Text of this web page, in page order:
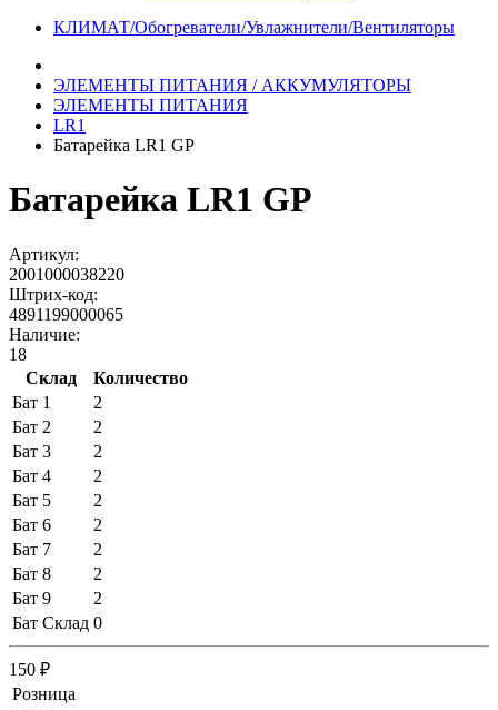
КЛИМАТ/Обогреватели/Увлажнители/Вентиляторы
ЭЛЕМЕНТЫ ПИТАНИЯ / АККУМУЛЯТОРЫ
ЭЛЕМЕНТЫ ПИТАНИЯ
LR1
Батарейка LR1 GP
Батарейка LR1 GP
Артикул:
2001000038220
Штрих-код:
4891199000065
Наличие:
18
Склад
Количество
Бат 1
2
Бат 2
2
Бат 3
2
Бат 4
2
Бат 5
2
Бат 6
2
Бат 7
2
Бат 8
2
Бат 9
2
Бат Склад 0
150 ₽
Розница